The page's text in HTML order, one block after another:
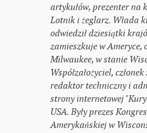
artykułów, prezenter na
Lotnik i żeglarz. Włada
odwiedził dziesiątki
zamieszkuje w Ameryce,
Milwaukee, w stanie
Współzałożyciel,
redaktor techniczny i
strony internetowej
USA. Były prezes
Amerykańskiej w